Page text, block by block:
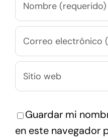
Guardar mi
en este navegador